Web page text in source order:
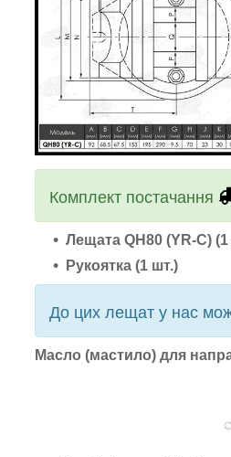
Комплект постачання
Лещата QH80 (YR-C)
Рукоятка (1 шт.)
До цих лещат у нас
Масло (мастило) для